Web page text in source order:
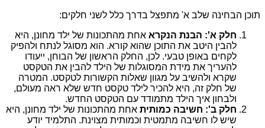
תוכן הבחינה שלב א' מתפצל בדרך כלל לשני חלקים:
חלק א': הבנת הנקרא אחת מהתכונות של ילד מחונן, היא
להבין היטב את התוכן שהוא קורא. הוא מסוגל לנתח ולהפיק
לקחים באופן טבעי. לכן, החלק הראשון של הבוחן, ייעודו
להעריך את מידת המסוגלות של הילד להבין את הטקסט
שקרא ולהשיב על מגוון שאלות הקשורות לטקסט. המטרה
של חלק זה, היא להכיר לילד טקסט חדש שלא ראה מעולם,
ולבחון איך הילד מתמודד עם הטקסט החדש.
חלק ב': חשיבה כמותית אחת מהתכונות של ילד מחונן, היא
שיש לו חשיבה מתמטית וכמותית מצוינת. התלמיד יודע